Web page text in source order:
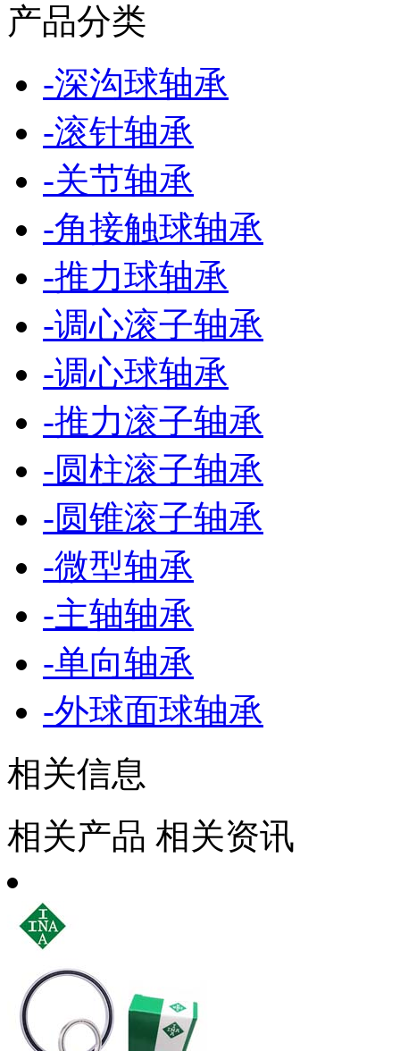
产品分类
-深沟球轴承
-滚针轴承
-关节轴承
-角接触球轴承
-推力球轴承
-调心滚子轴承
-调心球轴承
-推力滚子轴承
-圆柱滚子轴承
-圆锥滚子轴承
-微型轴承
-主轴轴承
-单向轴承
-外球面球轴承
相关信息
相关产品 相关资讯